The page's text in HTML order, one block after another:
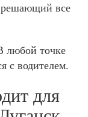
решающий все
любой точке
с водителем.
для